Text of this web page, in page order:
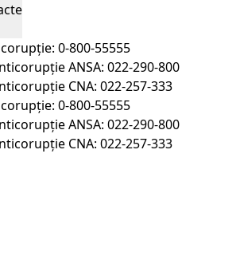
0-800-55555
ANSA: 022-290-800
CNA: 022-257-333
0-800-55555
ANSA: 022-290-800
CNA: 022-257-333